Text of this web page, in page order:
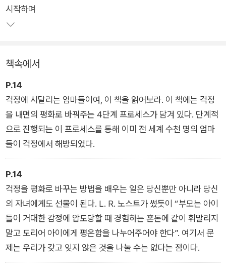
걱정과 같은 부정적인 감정을 스스로 잘 컨트롤할 수 있는 방법을
4단계로 제시한다. 자신의 추측을 의심하고(Challenge), 통제할
따 CALM(평온한) 프로세스라고 부른다.
이 4단계 프로세스는 엄마들이 부정적인 생각을 바꾸고, 스트레
스를 줄이고, 일상에서 내면의 평화를 찾을 수 있도록 이끌어준
다.이미 수많은 육아 전문가들이 말했다. 엄마가 행복해야 아이도
행복하다고. 지금 당장 엄마의 감정을 들여다보기 시작해야 하는
이유다. 이 책이 그 행복한 여정을 시작하도록 도와줄 것이다.
시작하며
책속에서
P.14
걱정에 시달리는 엄마들이여, 이 책을 읽어보라. 이 책에는 걱정
을 내면의 평화로 바꿔주는 4단계 프로세스가 담겨 있다. 단계적
으로 진행되는 이 프로세스를 통해 이미 전 세계 수천 명의 엄마
들이 걱정에서 해방되었다.
P.14
걱정을 평화로 바꾸는 방법을 배우는 일은 당신뿐만 아니라 당신
의 자녀에게도 선물이 된다. L. R. 노스트가 썼듯이 “부모는 아이
들이 거대한 감정에 압도당할 때 경험하는 혼돈에 같이 휘말리지
말고 도리어 아이에게 평온함을 나누어주어야 한다”. 여기서 문
제는 우리가 갖고 잊지 않은 것을 나눌 수는 없다는 점이다.